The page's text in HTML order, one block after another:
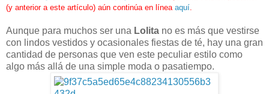
(y anterior a este artículo) aún continúa en línea aquí
Aunque para muchos ser una Lolita no es más que vestirse
con lindos vestidos y ocasionales fiestas de té, hay una gran
cantidad de personas que ven este peculiar estilo como
algo más allá de una simple moda o pasatiempo.